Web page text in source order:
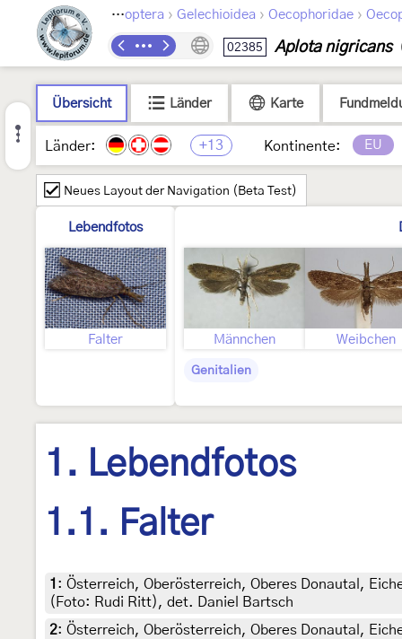
Lepidoptera › Gelechioidea › Oecophoridae ›
02385 Aplota nigricans
Übersicht Länder Karte
Länder: +13 Kontinente: EU
Neues Layout der Navigation (Beta Test)
Lebendfotos
Falter Männchen Weibchen
Genitalien
1. Lebendfotos
1.1. Falter
1 : Österreich, Oberösterreich, Oberes Donautal,
(Foto: Rudi Ritt), det. Daniel Bartsch
2: Österreich, Oberösterreich, Oberes Donautal,